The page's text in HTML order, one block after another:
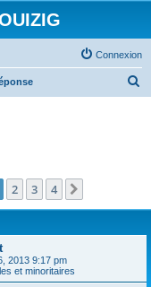
Connexion
c
2 3 4
2013 9:17 pm
et minoritaires